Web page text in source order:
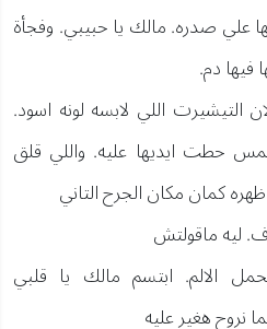
صدره. مالك يا حبيبي. وفجأة
دم.
اللي لابسه لونه اسود.
حطت ايديها عليه. واللي قلق
كمان مكان الجرح التاني
ليه ماقولتش
الالم. ابتسم مالك يا قلبي
نروح هغير عليه